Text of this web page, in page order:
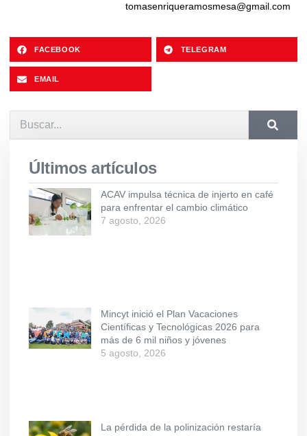
tomasenriqueramosmesa@gmail.com
FACEBOOK TELEGRAM
EMAIL
Últimos artículos
ACAV impulsa técnica de injerto en café
para enfrentar el cambio climático
7 agosto, 2026
Mincyt inició el Plan Vacaciones
Científicas y Tecnológicas 2026 para
más de 6 mil niños y jóvenes
5 agosto, 2026
La pérdida de la polinización restaría